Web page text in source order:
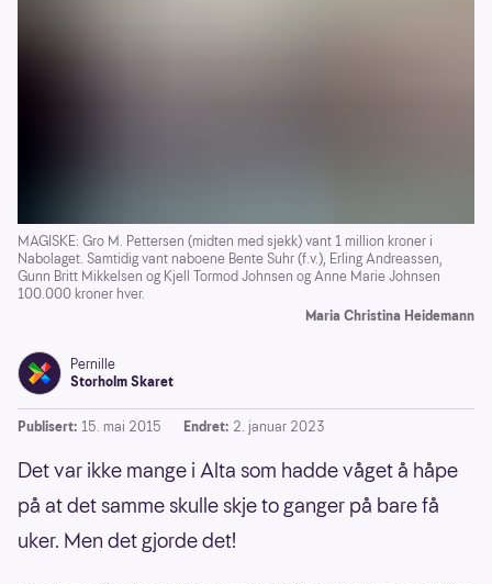
MAGISKE: Gro M. Pettersen (midten med sjekk) vant 1 million kroner i
Nabolaget. Samtidig vant naboene Bente Suhr (f.v.), Erling Andreassen,
Gunn Britt Mikkelsen og Kjell Tormod Johnsen og Anne Marie Johnsen
100.000 kroner hver.
Maria Christina Heidemann
Pernille
Storholm Skaret
Publisert: 15. mai 2015 Endret: 2. januar 2023
Det var ikke mange i Alta som hadde våget å håpe
på at det samme skulle skje to ganger på bare få
uker. Men det gjorde det!